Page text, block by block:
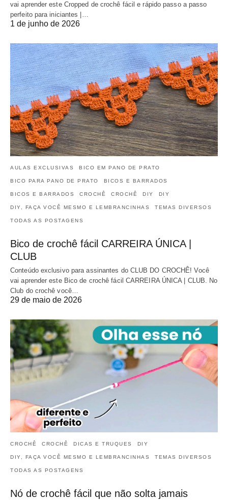
vai aprender este Cropped de crochê fácil e rápido passo a passo
perfeito para iniciantes |…
1 de junho de 2026
AULAS EXCLUSIVAS BICO EM PANO DE PRATO
BICO PARA PANO DE PRATO BICOS E BARRADOS
BICOS E BARRADOS CROCHÊ CROCHÊ DIY DIY
DIY, FAÇA VOCÊ MESMO E LEMBRANCINHAS TEMAS DIVERSOS
TODAS AS POSTAGENS
Bico de crochê fácil CARREIRA ÚNICA |
CLUB
Conteúdo exclusivo para assinantes do CLUB DO CROCHÊ! Você
vai aprender este Bico de crochê fácil CARREIRA ÚNICA | CLUB. No
Club do crochê você…
29 de maio de 2026
CROCHÊ CROCHÊ DICAS E TRUQUES DIY
DIY, FAÇA VOCÊ MESMO E LEMBRANCINHAS TEMAS DIVERSOS
TODAS AS POSTAGENS
Nó de crochê fácil que não solta jamais